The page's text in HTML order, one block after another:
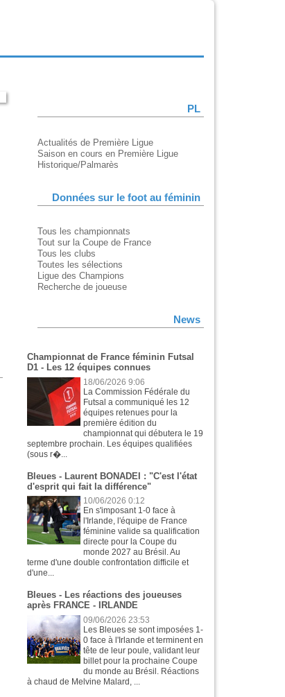
U17 U16
Tit B P M Tit B P M
1 1 0
0
0 3 2 0 0 4
7 5 4 2 3
PL
Actualités de Première Ligue
Saison en cours en Première Ligue
Historique/Palmarès
Données sur le foot au féminin
Tous les championnats
Tout sur la Coupe de France
Tous les clubs
Toutes les sélections
Ligue des Champions
Recherche de joueuse
News
Championnat de France féminin Futsal
D1 - Les 12 équipes connues
18/06/2026 9:06
La Commission Fédérale du
Futsal a communiqué les 12
équipes retenues pour la
première édition du
championnat qui débutera le 19
septembre prochain. Les équipes qualifiées
(sous r�...
Bleues - Laurent BONADEI : "C'est l'état
d'esprit qui fait la différence"
10/06/2026 0:12
En s'imposant 1-0 face à
l'Irlande, l'équipe de France
féminine valide sa qualification
directe pour la Coupe du
monde 2027 au Brésil. Au
terme d'une double confrontation difficile et
d'une...
Bleues - Les réactions des joueuses
après FRANCE - IRLANDE
09/06/2026 23:53
Les Bleues se sont imposées 1-
0 face à l'Irlande et terminent en
tête de leur poule, validant leur
billet pour la prochaine Coupe
du monde au Brésil. Réactions
à chaud de Melvine Malard, ...